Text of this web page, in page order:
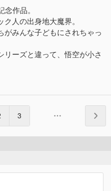
念作品。
人の出身地大魔界。
がみんな子どもにされちゃっ
リーズと違って、悟空が小さ
3